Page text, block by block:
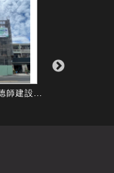
師建設...